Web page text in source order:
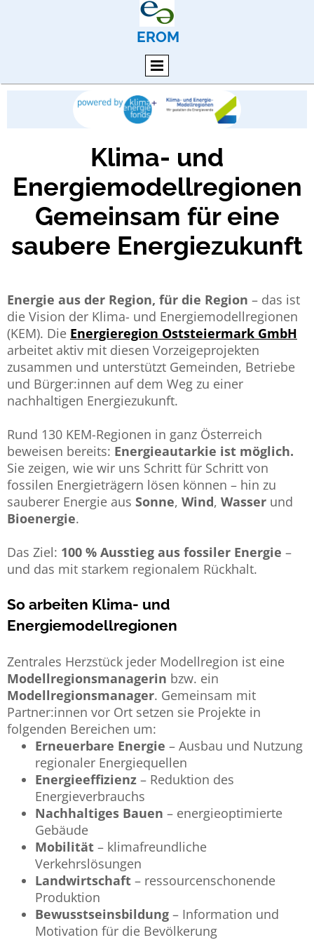
EROM
Klima- und
Energiemodellregionen
Gemeinsam für eine
saubere Energiezukunft
Energie aus der Region, für die Region – das ist
die Vision der Klima- und Energiemodellregionen
(KEM). Die Energieregion Oststeiermark GmbH
arbeitet aktiv mit diesen Vorzeigeprojekten
zusammen und unterstützt Gemeinden, Betriebe
und Bürger:innen auf dem Weg zu einer
nachhaltigen Energiezukunft.
Rund 130 KEM-Regionen in ganz Österreich
beweisen bereits: Energieautarkie ist möglich.
Sie zeigen, wie wir uns Schritt für Schritt von
fossilen Energieträgern lösen können – hin zu
sauberer Energie aus Sonne, Wind, Wasser und
Bioenergie.
Das Ziel: 100 % Ausstieg aus fossiler Energie –
und das mit starkem regionalem Rückhalt.
So arbeiten Klima- und
Energiemodellregionen
Zentrales Herzstück jeder Modellregion ist eine
Modellregionsmanagerin bzw. ein
Modellregionsmanager. Gemeinsam mit
Partner:innen vor Ort setzen sie Projekte in
folgenden Bereichen um:
Erneuerbare Energie – Ausbau und Nutzung
regionaler Energiequellen
Energieeffizienz – Reduktion des
Energieverbrauchs
Nachhaltiges Bauen – energieoptimierte
Gebäude
Mobilität – klimafreundliche
Verkehrslösungen
Landwirtschaft – ressourcenschonende
Produktion
Bewusstseinsbildung – Information und
Motivation für die Bevölkerung